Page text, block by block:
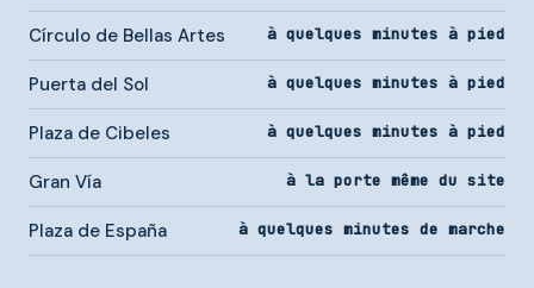
Círculo de Bellas Artes à quelques minutes à pied
Puerta del Sol à quelques minutes à pied
Plaza de Cibeles à quelques minutes à pied
Gran Vía à la porte même du site
Plaza de España à quelques minutes de marche